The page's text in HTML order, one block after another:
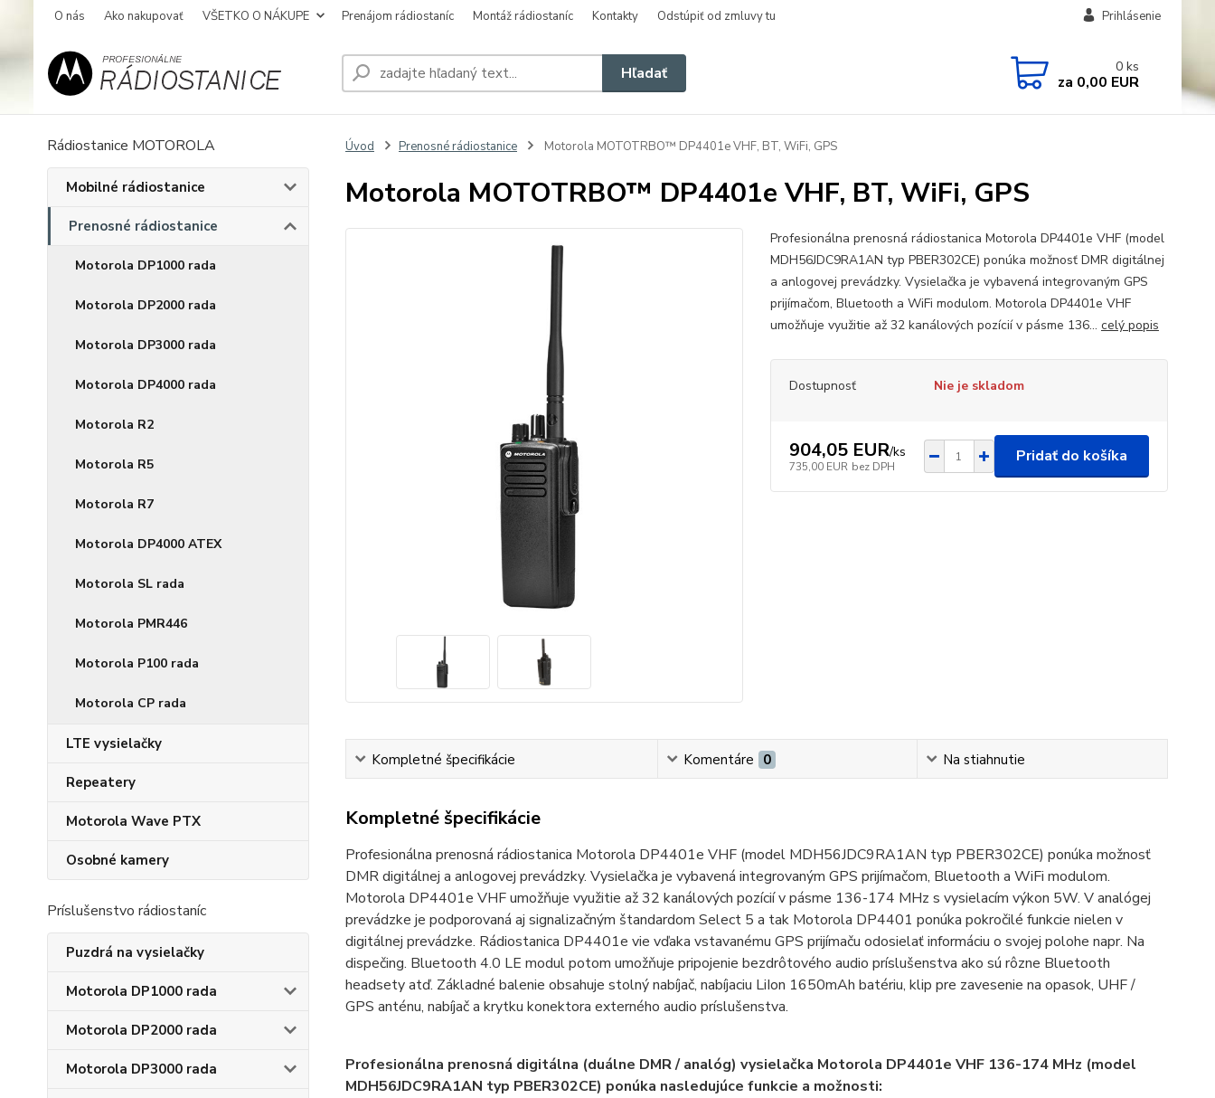
O nás Ako nakupovať VŠETKO O NÁKUPE Prenájom rádiostaníc Montáž rádiostaníc Kontakty Odstúpiť od zmluvy tu Prihlásenie
Hľadať 0 ks
za 0,00 EUR
Rádiostanice MOTOROLA
Mobilné rádiostanice
Prenosné rádiostanice
Motorola DP1000 rada
Motorola DP2000 rada
Motorola DP3000 rada
Motorola DP4000 rada
Motorola R2
Motorola R5
Motorola R7
Motorola DP4000 ATEX
Motorola SL rada
Motorola PMR446
Motorola P100 rada
Motorola CP rada
LTE vysielačky
Repeatery
Motorola Wave PTX
Osobné kamery
Príslušenstvo rádiostaníc
Puzdrá na vysielačky
Motorola DP1000 rada
Motorola DP2000 rada
Motorola DP3000 rada
Úvod Prenosné rádiostanice Motorola MOTOTRBO™ DP4401e VHF, BT, WiFi, GPS
Motorola MOTOTRBO™ DP4401e VHF, BT, WiFi, GPS
Profesionálna prenosná rádiostanica Motorola DP4401e VHF (model
MDH56JDC9RA1AN typ PBER302CE) ponúka možnosť DMR digitálnej
a anlogovej prevádzky. Vysielačka je vybavená integrovaným GPS
prijímačom, Bluetooth a WiFi modulom. Motorola DP4401e VHF
umožňuje využitie až 32 kanálových pozícií v pásme 136... celý popis
Dostupnosť Nie je skladom
904,05 EUR/ks
735,00 EUR bez DPH
Pridať do košíka
Kompletné špecifikácie Komentáre 0 Na stiahnutie
Kompletné špecifikácie
Profesionálna prenosná rádiostanica Motorola DP4401e VHF (model MDH56JDC9RA1AN typ PBER302CE) ponúka možnosť
DMR digitálnej a anlogovej prevádzky. Vysielačka je vybavená integrovaným GPS prijímačom, Bluetooth a WiFi modulom.
Motorola DP4401e VHF umožňuje využitie až 32 kanálových pozícií v pásme 136-174 MHz s vysielacím výkon 5W. V analógej
prevádzke je podporovaná aj signalizačným štandardom Select 5 a tak Motorola DP4401 ponúka pokročilé funkcie nielen v
digitálnej prevádzke. Rádiostanica DP4401e vie vďaka vstavanému GPS prijímaču odosielať informáciu o svojej polohe napr. Na
dispečing. Bluetooth 4.0 LE modul potom umožňuje pripojenie bezdrôtového audio príslušenstva ako sú rôzne Bluetooth
headsety atď. Základné balenie obsahuje stolný nabíjač, nabíjaciu LiIon 1650mAh batériu, klip pre zavesenie na opasok, UHF /
GPS anténu, nabíjač a krytku konektora externého audio príslušenstva.
Profesionálna prenosná digitálna (duálne DMR / analóg) vysielačka Motorola DP4401e VHF 136-174 MHz (model
MDH56JDC9RA1AN typ PBER302CE) ponúka nasledujúce funkcie a možnosti: